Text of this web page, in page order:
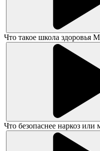
Что такое школа здоровья
Что безопаснее наркоз или